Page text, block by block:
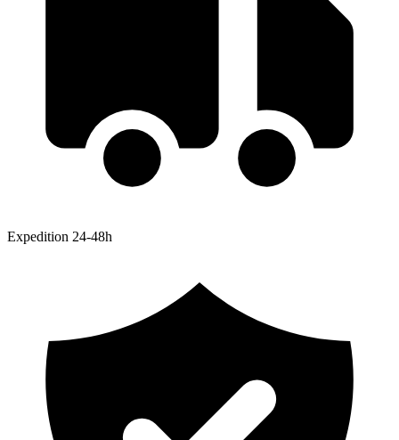
Expedition 24-48h